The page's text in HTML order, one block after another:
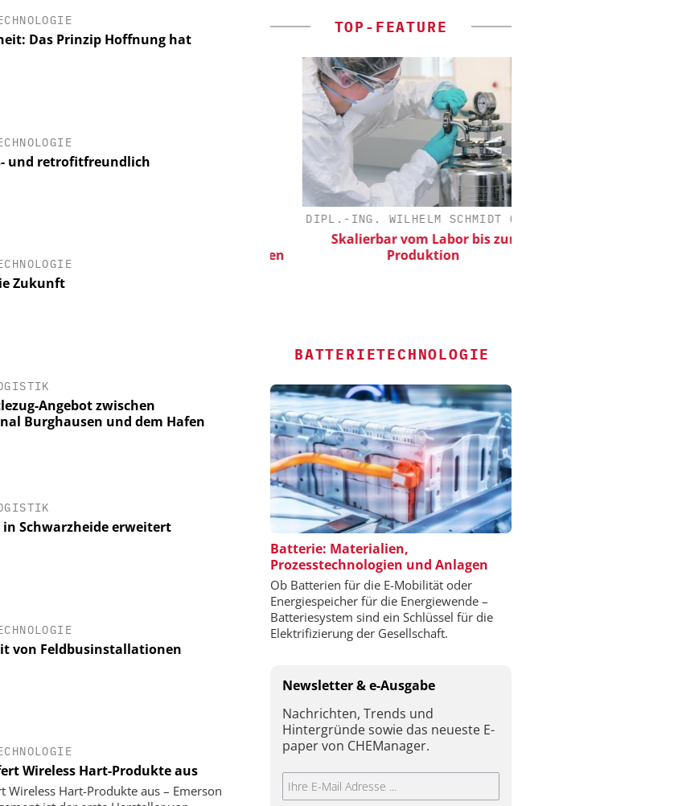
Das Prinzip Hoffnung hat
und retrofitfreundlich
Zukunft
Angebot zwischen
Burghausen und dem Hafen
in Schwarzheide erweitert
von Feldbusinstallationen
Wireless Hart-Produkte aus
Wireless Hart-Produkte aus – Emerson
TOP-FEATURE
DIPL.-ING. WILHELM SCHMIDT GMBH
Skalierbar vom Labor bis zur
Produktion
BATTERIETECHNOLOGIE
Batterie: Materialien,
Prozesstechnologien und Anlagen
Ob Batterien für die E-Mobilität oder
Energiespeicher für die Energiewende –
Batteriesystem sind ein Schlüssel für die
Elektrifizierung der Gesellschaft.
Newsletter & e-Ausgabe
Nachrichten, Trends und
Hintergründe sowie das neueste E-
paper von CHEManager.